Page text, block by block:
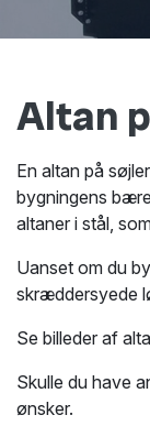
Altan
En altan på
bygningens
altaner i stål,
Uanset om du
skræddersyede
Se billeder af
Skulle du have
ønsker.